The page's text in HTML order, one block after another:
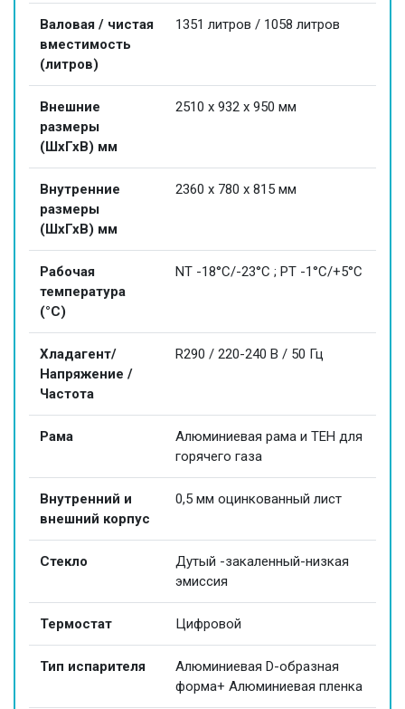
Валовая / чистая
вместимость
(литров)
1351 литров / 1058 литров
Внешние
размеры
(ШхГхВ) мм
2510 x 932 x 950 мм
Внутренние
размеры
(ШхГхВ) мм
2360 x 780 x 815 мм
Рабочая
температура
(°C)
NT -18°C/-23°C ; PT -1°C/+5°C
Хладагент/
Напряжение /
Частота
R290 / 220-240 В / 50 Гц
Рама
Алюминиевая рама и ТЕН для
горячего газа
Внутренний и
внешний корпус
0,5 мм оцинкованный лист
Стекло
Дутый -закаленный-низкая
эмиссия
Термостат Цифровой
Тип испарителя
Алюминиевая D-образная
форма+ Алюминиевая пленка